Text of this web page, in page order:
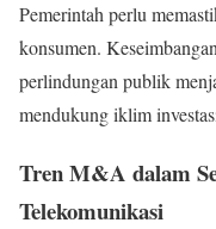
Pemerintah perlu
konsumen.
perlindungan publik
mendukung iklim
Tren M&A dalam
Telekomunikasi